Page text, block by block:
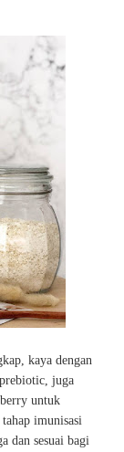
kaya dengan
juga
untuk
imunisasi
dan sesuai bagi